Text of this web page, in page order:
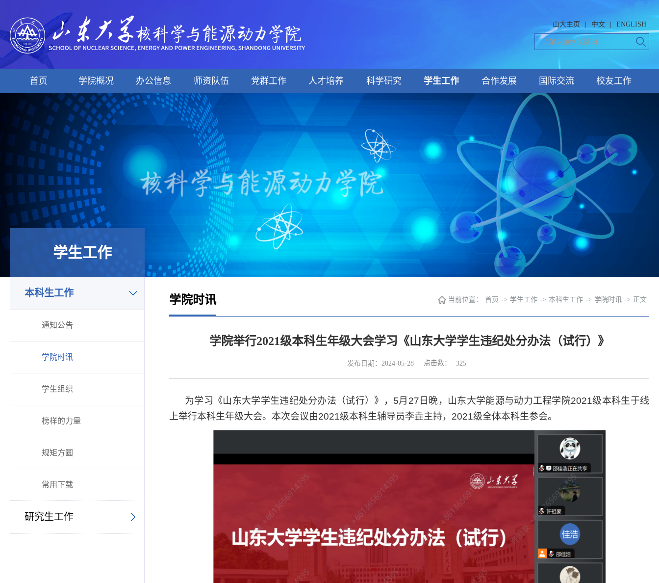
山大主页 中文 ENGLISH
首页 学院概况 办公信息 师资队伍 党群工作 人才培养 科学研究 学生工作 合作发展 国际交流 校友工作
学生工作
本科生工作
通知公告
学院时讯
学生组织
榜样的力量
规矩方圆
常用下载
研究生工作
学院时讯 当前位置： 首页 -> 学生工作 -> 本科生工作 -> 学院时讯 -> 正文
学院举行2021级本科生年级大会学习《山东大学学生违纪处分办法（试行）》
发布日期：2024-05-28 点击数： 325
为学习《山东大学学生违纪处分办法（试行）》， 5月 27 日晚，山东大学能源与动力工程学院2021级本科生于线
上举行本科生年级大会。本次会议由2021级本科生辅导员李垚主持， 2021级全体本科生参会。